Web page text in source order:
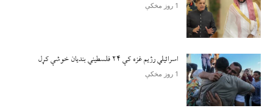
1 روز مخکې
اسرائيلي رژيم غزه کې ۲۴ فلسطیني بندیان خوشې کړل
1 روز مخکې